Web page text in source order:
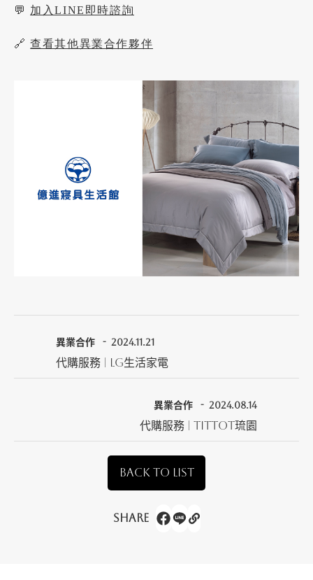
💬 加入LINE即時諮詢
🔗查看其他異業合作夥伴
異業合作 2024.11.21
代購服務 | LG生活家電
異業合作 2024.08.14
代購服務 | tittot琉園
BACK TO LIST
Share